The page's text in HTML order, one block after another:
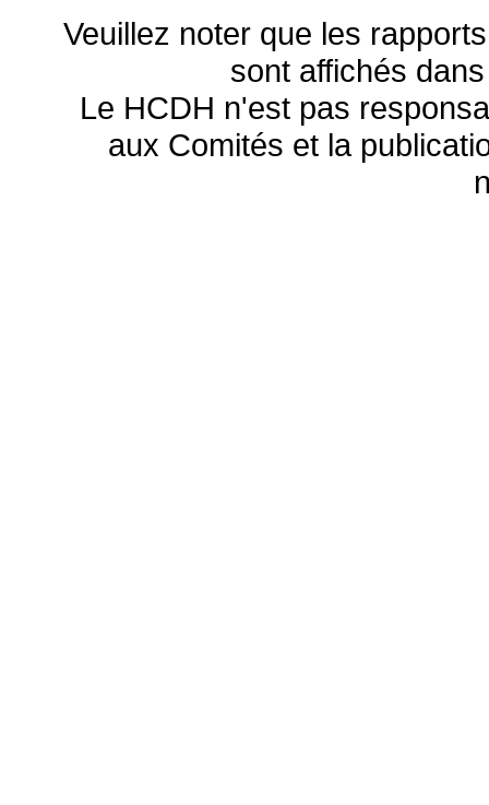
Veuillez noter que les
sont affichés
Le HCDH n'est pas
aux Comités et la